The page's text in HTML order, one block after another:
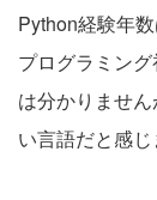
Python経験年数
プログラミン
は分かりませ
い言語だと感じ